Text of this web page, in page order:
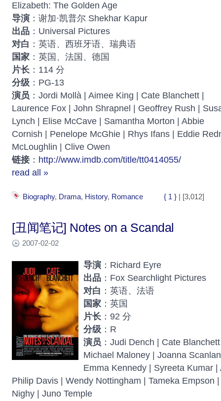
Elizabeth: The Golden Age
导演 ：谢加·凯普尔 Shekhar Kapur
出品 ：Universal Pictures
对白 ：英语、西班牙语、瑞典语
国家 ：英国、法国、德国
片长 ：114 分
分级 ：PG-13
演员 ：Jordi Mollà | Aimee King | Cate Blanchett |
Laurence Fox | John Shrapnel | Geoffrey Rush |
Lynch | Elise McCave | Samantha Morton | Abbie
Cornish | Penelope McGhie | Rhys Ifans | Eddie
McLoughlin | Clive Owen
链接 ： http://www.imdb.com/title/tt0414055/
read all »
Biography, Drama, History, Romance { 1 } | [3,012]
[丑闻笔记] Notes on a Scandal
2007-02-02
导演 ：Richard Eyre
出品 ：Fox Searchlight Pictures
对白 ：英语、法语
国家 ：英国
片长 ：92 分
分级 ：R
演员 ：Judi Dench | Cate
Michael Maloney | Joanna
Emma Kennedy | Syreeta Kumar
Philip Davis | Wendy Nottingham | Tameka Empson
Nighy | Juno Temple